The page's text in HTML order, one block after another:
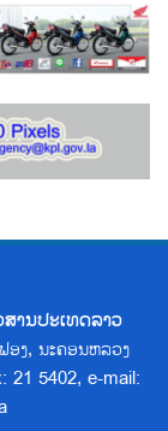
ານປະເທດລາວ
ອງ, ນະຄອນຫລວງ
21 5402, e-mail: